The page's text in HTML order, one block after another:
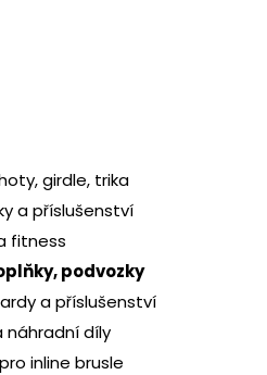
girdle, trika
a příslušenství
fitness
podvozky
a příslušenství
náhradní díly
inline brusle